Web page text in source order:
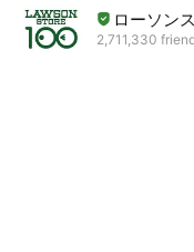
ローソン
2,711,330